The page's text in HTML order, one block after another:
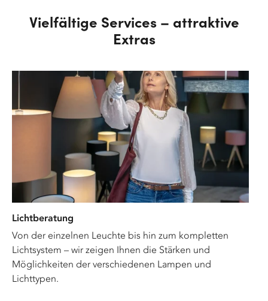
Vielfältige Services – attraktive
Extras
Lichtberatung
Von der einzelnen Leuchte bis hin zum kompletten
Lichtsystem – wir zeigen Ihnen die Stärken und
Möglichkeiten der verschiedenen Lampen und
Lichttypen.